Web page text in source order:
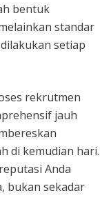
bentuk
standar
setiap
rekrutmen
jauh
di kemudian hari.
Anda
bukan sekadar